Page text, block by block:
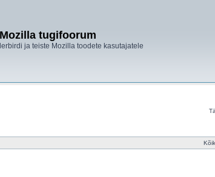
Mozilla tugifoorum
ja teiste Mozilla toodete kasutajatele